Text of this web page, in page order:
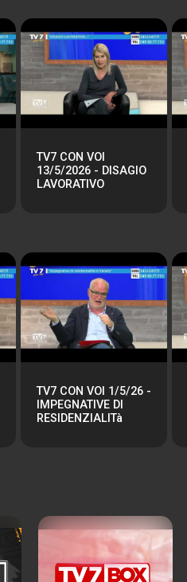
TV7 CON VOI
13/5/2026 - DISAGIO
LAVORATIVO
TV7 CON VOI 1/5/26 -
IMPEGNATIVE DI
RESIDENZIALITà